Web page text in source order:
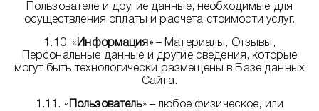
Пользователе и другие данные, необходимые для
осуществления оплаты и расчета стоимости услуг.
1.10. « Информация»– Материалы, Отзывы,
Персональные данные и другие сведения, которые
могут быть технологически размещены в Базе данных
Сайта.
1.11. « Пользователь» – любое физическое, или